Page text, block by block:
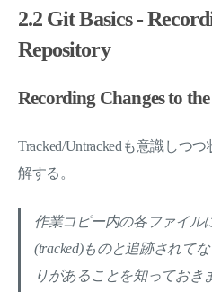
2.2 Git Basics -
Repository
Recording Changes to
Tracked/Untrackedも意識しつ
解する。
作業コピー内の各ファイル
(tracked)ものと追跡されて
りがあることを知っておき